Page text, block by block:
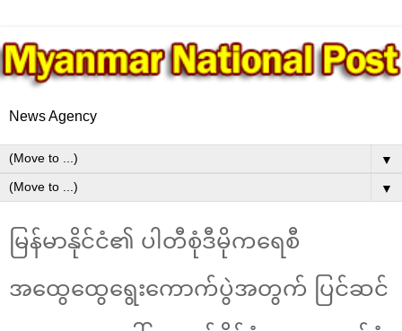
News Agency
▼
▼
မြန်မာနိုင်ငံ၏ ပါတီစုံဒီမိုကရေစီ
အထွေထွေရွေးကောက်ပွဲအတွက် ပြင်ဆင်